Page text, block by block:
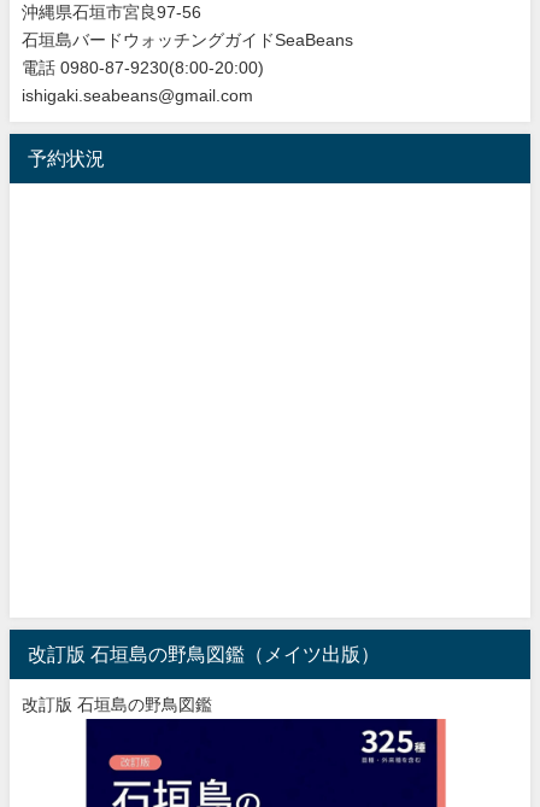
沖縄県石垣市宮良97-56
石垣島バードウォッチングガイドSeaBeans
電話 0980-87-9230(8:00-20:00)
ishigaki.seabeans@gmail.com
予約状況
改訂版 石垣島の野鳥図鑑（メイツ出版）
改訂版 石垣島の野鳥図鑑